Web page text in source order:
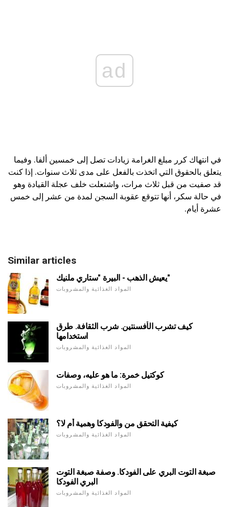
ad
في انتهاك كرر مبلغ الغرامة زيادات تصل إلى خمسين ألفا. وفيما
يتعلق بالحقوق التي اتخذت بالفعل على مدى ثلاث سنوات. إذا كنت
قد صفيت من قبل ثلاث مرات، واشتعلت خلف عجلة القيادة وهو
في حالة سكر، أنها تتوقع عقوبة السجن لمدة من عشر إلى خمس
عشرة أيام.
Similar articles
يعيش الذهب - البيرة "ستاري ملنيك"
المواد الغذائية والمشروبات
كيف تشرب الأفسنتين. شرب الثقافة. طرق
استخدامها
المواد الغذائية والمشروبات
كوكتيل خمرة: ما هو عليه، وصفات
المواد الغذائية والمشروبات
كيفية التحقق من والفودكا وهمية أم لا؟
المواد الغذائية والمشروبات
صبغة التوت البري على الفودكا. وصفة صبغة التوت
البري الفودكا
المواد الغذائية والمشروبات